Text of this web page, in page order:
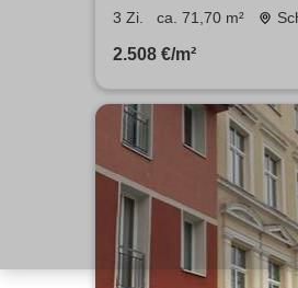
Stellplatz Neumühler
3 Zi. ca. 71,70 m²
2.508 €/m²